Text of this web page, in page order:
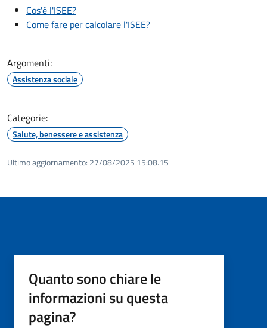
Cos'è l'ISEE?
Come fare per calcolare l'ISEE?
Argomenti:
Assistenza sociale
Categorie:
Salute, benessere e assistenza
Ultimo aggiornamento: 27/08/2025 15:08.15
Quanto sono chiare le
informazioni su questa
pagina?